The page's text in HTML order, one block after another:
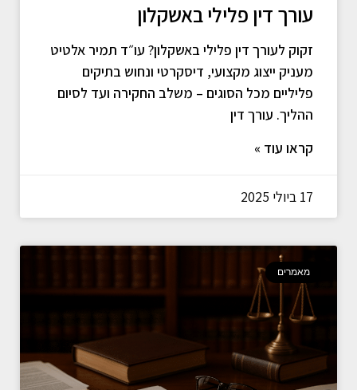
עורך דין פלילי באשקלון
זקוק לעורך דין פלילי באשקלון? עו״ד תמיר אלטיט
מעניק ייצוג מקצועי, דיסקרטי ונחוש בתיקים
פליליים מכל הסוגים – משלב החקירה ועד לסיום
ההליך. עורך דין
קראו עוד »
17 ביולי 2025
מאמרים